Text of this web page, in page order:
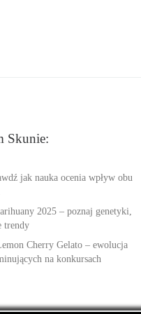
Skunie:
jak nauka ocenia wpływ obu
2025 – poznaj genetyki,
trendy
Cherry Gelato – ewolucja
na konkursach